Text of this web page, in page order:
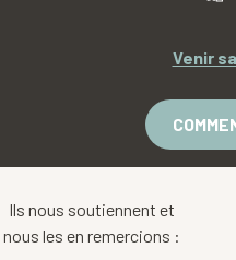
Venir
Ils nous soutiennent et
nous les en remercions :